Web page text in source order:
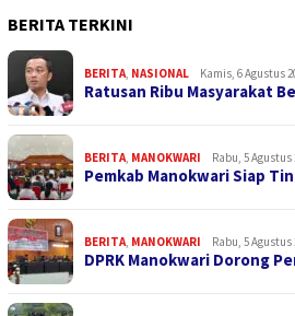
BERITA TERKINI
BERITA, NASIONAL Kamis, 6 Agustus
Ratusan Ribu Masyarakat
BERITA, MANOKWARI Rabu, 5 Agustus
Pemkab Manokwari Siap
BERITA, MANOKWARI Rabu, 5 Agustus
DPRK Manokwari Dorong